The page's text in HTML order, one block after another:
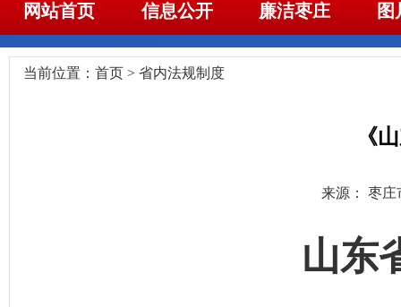
网站首页 信息公开 廉洁枣庄 图
当前位置： 首页 > 省内法规制度
《
来源： 枣
山东